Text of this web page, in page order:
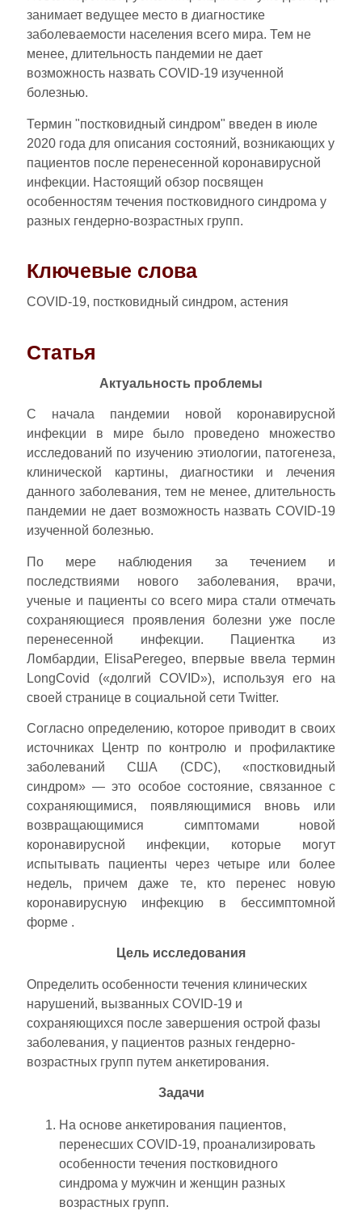
занимает ведущее место в диагностике
заболеваемости населения всего мира. Тем не
менее, длительность пандемии не дает
возможность назвать COVID-19 изученной
болезнью.
Термин "постковидный синдром" введен в июле
2020 года для описания состояний, возникающих у
пациентов после перенесенной коронавирусной
инфекции. Настоящий обзор посвящен
особенностям течения постковидного синдрома у
разных гендерно-возрастных групп.
Ключевые слова
COVID-19, постковидный синдром, астения
Статья
Актуальность проблемы
С начала пандемии новой коронавирусной
инфекции в мире было проведено множество
исследований по изучению этиологии, патогенеза,
клинической картины, диагностики и лечения
данного заболевания, тем не менее, длительность
пандемии не дает возможность назвать СOVID-19
изученной болезнью.
По мере наблюдения за течением и
последствиями нового заболевания, врачи,
ученые и пациенты со всего мира стали отмечать
сохраняющиеся проявления болезни уже после
перенесенной инфекции. Пациентка из
Ломбардии, ElisaPeregeo, впервые ввела термин
LongCovid («долгий COVID»), используя его на
своей странице в социальной сети Twitter.
Согласно определению, которое приводит в своих
источниках Центр по контролю и профилактике
заболеваний США (CDC), «постковидный
синдром» — это особое состояние, связанное с
сохраняющимися, появляющимися вновь или
возвращающимися симптомами новой
коронавирусной инфекции, которые могут
испытывать пациенты через четыре или более
недель, причем даже те, кто перенес новую
коронавирусную инфекцию в бессимптомной
форме .
Цель исследования
Определить особенности течения клинических
нарушений, вызванных COVID-19 и
сохраняющихся после завершения острой фазы
заболевания, у пациентов разных гендерно-
возрастных групп путем анкетирования.
Задачи
На основе анкетирования пациентов,
перенесших COVID-19, проанализировать
особенности течения постковидного
синдрома у мужчин и женщин разных
возрастных групп.